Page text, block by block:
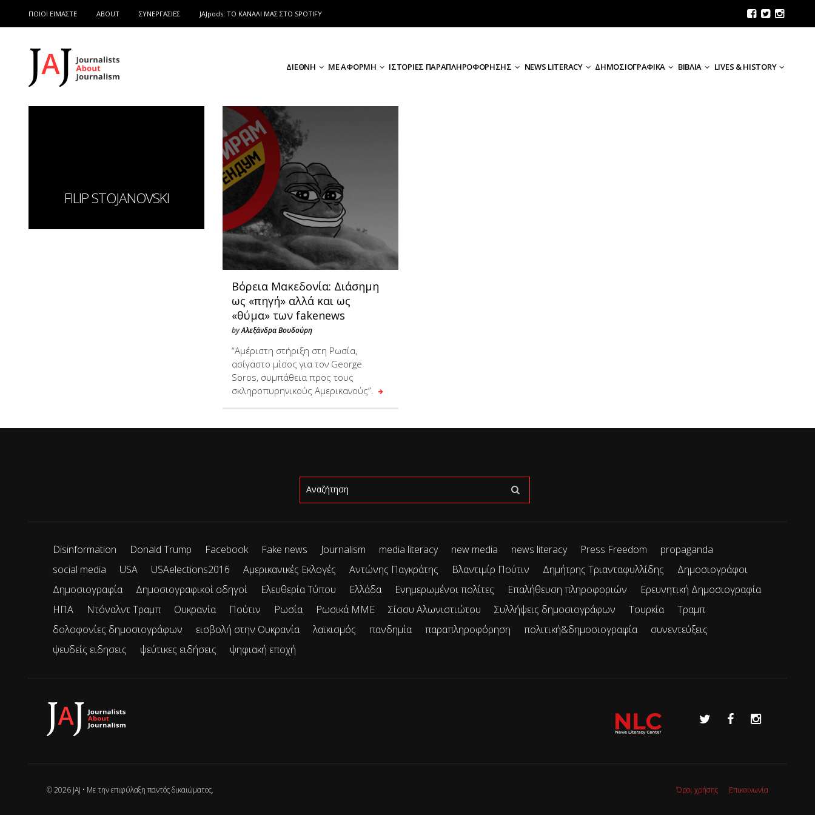
ΠΟΙΟΙ ΕΙΜΑΣΤΕ ABOUT ΣΥΝΕΡΓΑΣΙΕΣ JAJpods: TO ΚΑΝΑΛΙ ΜΑΣ ΣΤΟ SPOTIFY
ΔΙΕΘΝΗ ΜΕ ΑΦΟΡΜΗ ΙΣΤΟΡΙΕΣ ΠΑΡΑΠΛΗΡΟΦΟΡΗΣΗΣ NEWS LITERACY ΔΗΜΟΣΙΟΓΡΑΦΙΚΑ ΒΙΒΛΙΑ LIVES & HISTORY
FILIP STOJANOVSKI
Βόρεια Μακεδονία: Διάσημη
ως «πηγή» αλλά και ως
«θύμα» των fakenews
byΑλεξάνδρα Βουδούρη
“Aμέριστη στήριξη στη Ρωσία,
ασίγαστο μίσος για τον George
Soros, συμπάθεια προς τους
σκληροπυρηνικούς Αμερικανούς”.
Disinformation Donald Trump Facebook Fake news Journalism media literacy new media news literacy Press Freedom
propaganda
social media
USA USAelections2016 Αμερικανικές Εκλογές Αντώνης Παγκράτης Βλαντιμίρ Πούτιν Δημήτρης Τριανταφυλλίδης
Δημοσιογράφοι
Δημοσιογραφία
Δημοσιογραφικοί οδηγοί Ελευθερία Τύπου Ελλάδα Ενημερωμένοι πολίτες Επαλήθευση πληροφοριών
Ερευνητική Δημοσιογραφία
ΗΠΑ
Ντόναλντ Τραμπ Ουκρανία Πούτιν Ρωσία Ρωσικά ΜΜΕ Σίσσυ Αλωνιστιώτου Συλλήψεις δημοσιογράφων Τουρκία
Τραμπ
δολοφονίες δημοσιογράφων
εισβολή στην Ουκρανία λαϊκισμός πανδημία παραπληροφόρηση πολιτική&δημοσιογραφία
συνεντεύξεις
ψευδείς ειδησεις
ψεύτικες ειδήσεις ψηφιακή εποχή
© 2026 JAJ • Mε την επιφύλαξη παντός δικαιώματος. Όροι χρήσης Επικοινωνία